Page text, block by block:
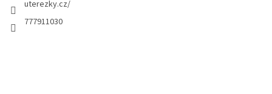
uterezky.cz/
777911030